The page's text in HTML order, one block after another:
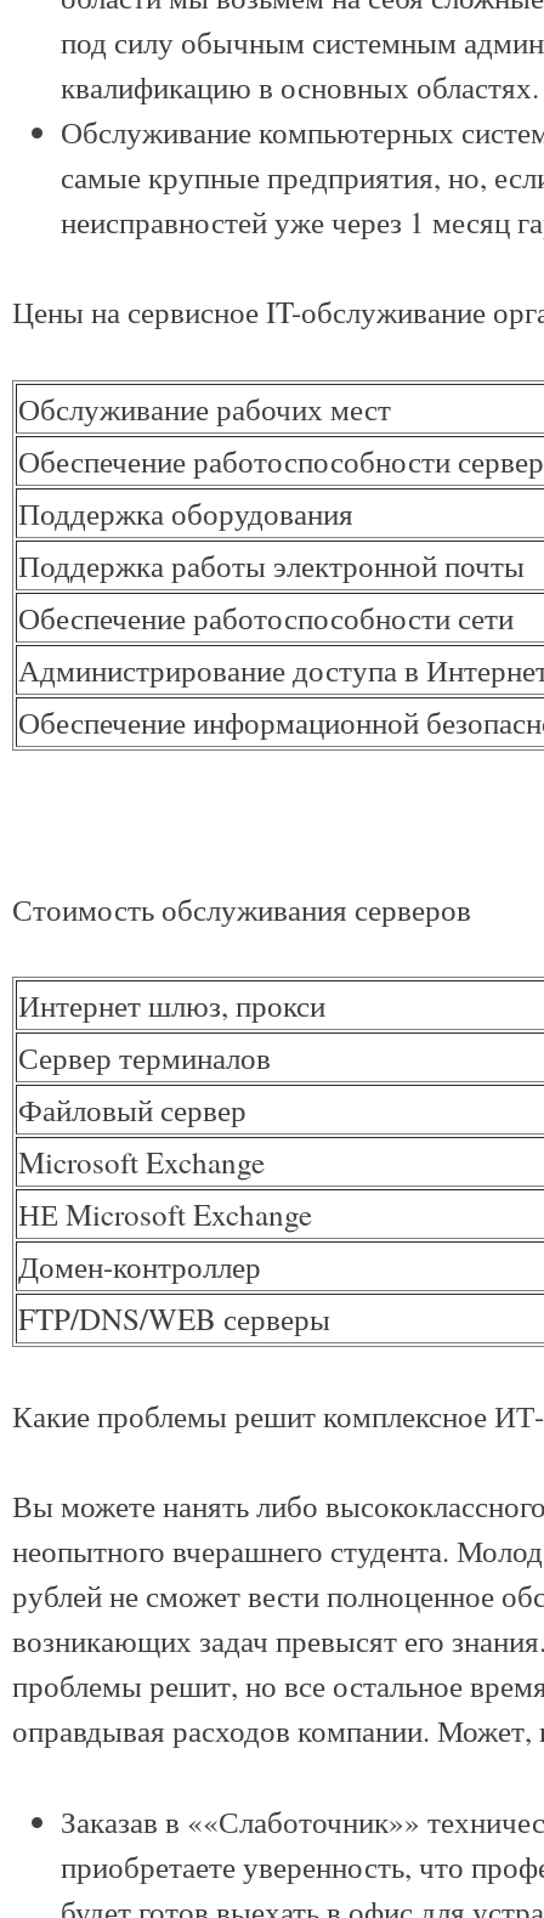
под силу обычным системным
квалификацию в основных областях.
Обслуживание компьютерных
самые крупные предприятия, но,
неисправностей уже через 1 месяц
Цены на сервисное IT-обслуживание
Обслуживание рабочих мест
Обеспечение работоспособности
Поддержка оборудования
Поддержка работы электронной почты
Обеспечение работоспособности сети
Администрирование доступа в
Обеспечение информационной
Стоимость обслуживания серверов
Интернет шлюз, прокси
Сервер терминалов
Файловый сервер
Microsoft Exchange
НЕ Microsoft Exchange
Домен-контроллер
FTP/DNS/WEB серверы
Какие проблемы решит комплексное
Вы можете нанять либо
неопытного вчерашнего студента.
рублей не сможет вести полноценное
возникающих задач превысят его
проблемы решит, но все остальное
оправдывая расходов компании. Может,
Заказав в ««Слаботочник»»
приобретаете уверенность, что